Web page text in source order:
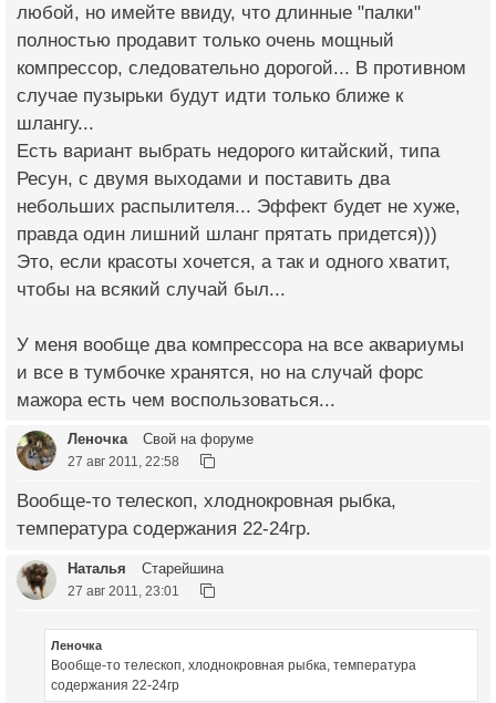
любой, но имейте ввиду, что длинные "палки"
полностью продавит только очень мощный
компрессор, следовательно дорогой... В противном
случае пузырьки будут идти только ближе к
шлангу...
Есть вариант выбрать недорого китайский, типа
Ресун, с двумя выходами и поставить два
небольших распылителя... Эффект будет не хуже,
правда один лишний шланг прятать придется)))
Это, если красоты хочется, а так и одного хватит,
чтобы на всякий случай был...
У меня вообще два компрессора на все аквариумы
и все в тумбочке хранятся, но на случай форс
мажора есть чем воспользоваться...
Леночка Свой на форуме
27 авг 2011, 22:58
Вообще-то телескоп, хлоднокровная рыбка,
температура содержания 22-24гр.
Наталья Старейшина
27 авг 2011, 23:01
Леночка
Вообще-то телескоп, хлоднокровная рыбка, температура
содержания 22-24гр